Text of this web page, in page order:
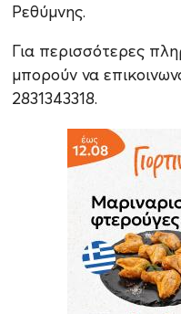
Ρεθύμνης.
Για περισσότερες
μπορούν να
2831343318.